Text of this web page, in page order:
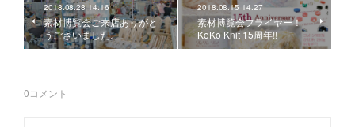
2018.08.28 14:16
素材博覧会ご来店ありがと
うございました。
2018.08.15 14:27
素材博覧会フライヤー！
KoKo Knit 15周年!!
0コメント